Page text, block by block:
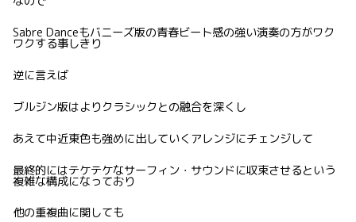
Sabre Danceもバニーズ版の青春ビート感の強い演奏の方がワク
ワクする事しきり
逆に言えば
ブルジン版はよりクラシックとの融合を深くし
あえて中近東色も強めに出していくアレンジにチェンジして
最終的にはテケテケなサーフィン・サウンドに収束させるという
複雑な構成になっており
他の重複曲に関しても